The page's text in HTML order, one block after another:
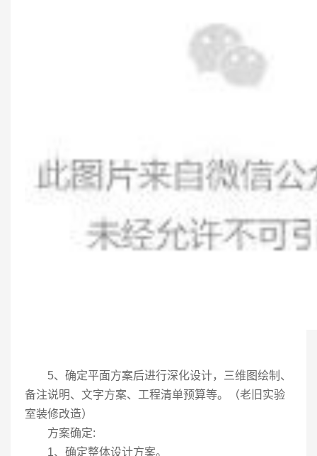
5、确定平面方案后进行深化设计，三维图绘制、
备注说明、文字方案、工程清单预算等。（老旧实验
室装修改造）
方案确定:
1、确定整体设计方案。